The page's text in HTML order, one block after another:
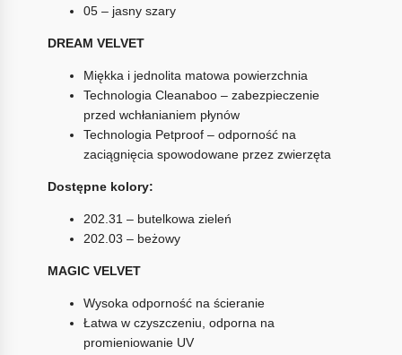
05 – jasny szary
DREAM VELVET
Miękka i jednolita matowa powierzchnia
Technologia Cleanaboo – zabezpieczenie
przed wchłanianiem płynów
Technologia Petproof – odporność na
zaciągnięcia spowodowane przez zwierzęta
Dostępne kolory:
202.31 – butelkowa zieleń
202.03 – beżowy
MAGIC VELVET
Wysoka odporność na ścieranie
Łatwa w czyszczeniu, odporna na
promieniowanie UV